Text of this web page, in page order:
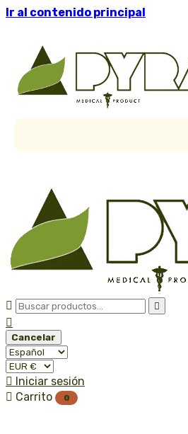
Ir al contenido principal
 

Cancelar
 Iniciar sesión
 Carrito 0